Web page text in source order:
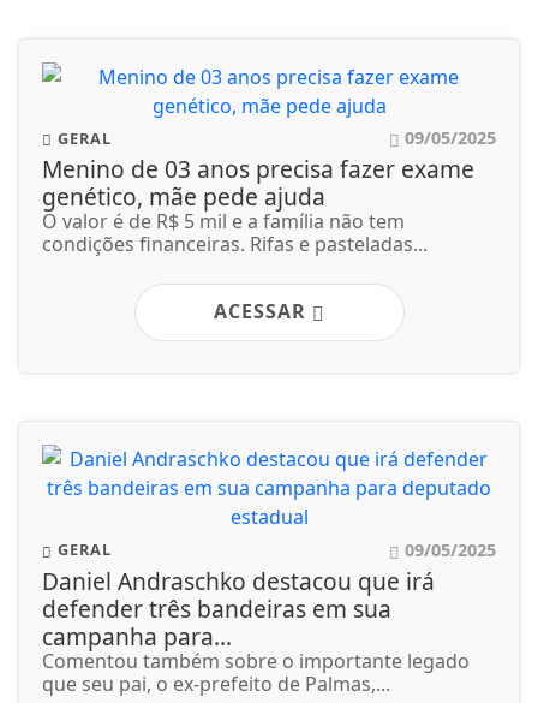
GERAL 09/05/2025
Menino de 03 anos precisa fazer exame
genético, mãe pede ajuda
O valor é de R$ 5 mil e a família não tem
condições financeiras. Rifas e pasteladas...
ACESSAR
GERAL 09/05/2025
Daniel Andraschko destacou que irá
defender três bandeiras em sua
campanha para...
Comentou também sobre o importante legado
que seu pai, o ex-prefeito de Palmas,...